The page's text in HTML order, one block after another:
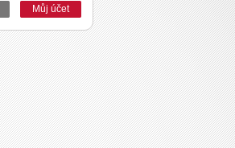
Můj účet